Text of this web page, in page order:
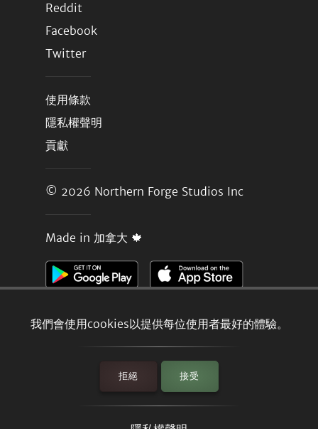
我們會使用cookies以提供每位使用者最好的體驗。
拒絕 接受
Reddit
Facebook
Twitter
使用條款
隱私權聲明
貢獻
© 2026 Northern Forge Studios Inc
Made in 加拿大 🍁